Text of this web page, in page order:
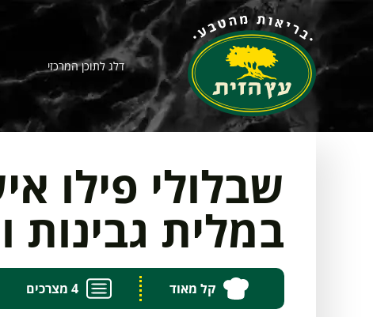
דלג לתוכן המרכזי
שבלולי פילו
במלית גבינות
קל מאוד 4 מצרכים